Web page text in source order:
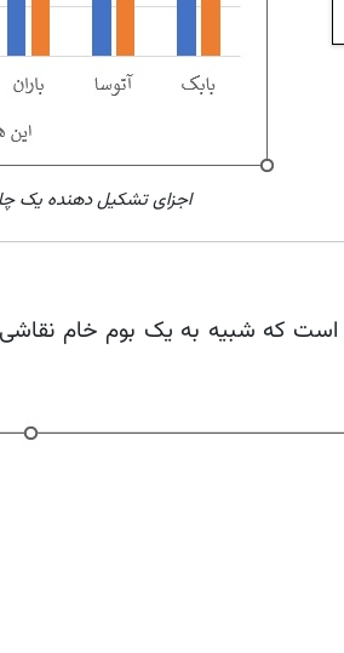
اجزای تشکیل دهنده یک
است که شبیه به یک بوم خام